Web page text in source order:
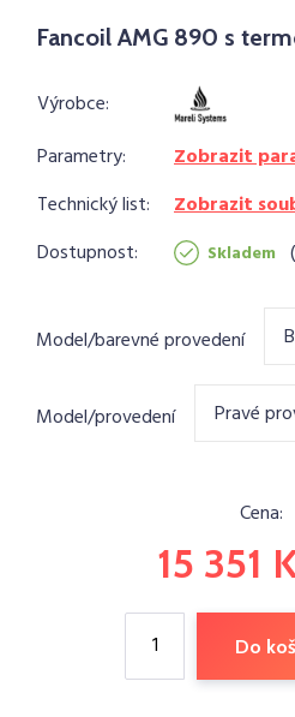
Fancoil AMG 890 s
Výrobce:
Parametry:
Zobrazit
Technický list:
Zobrazit
Dostupnost:
Skladem
Model/barevné provedení
Model/provedení Pravé
Cena:
15 351
Do